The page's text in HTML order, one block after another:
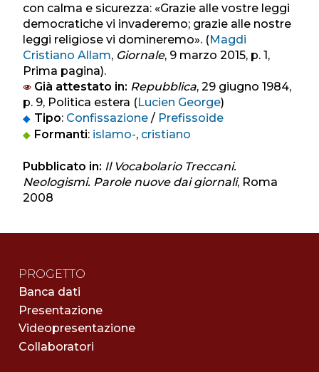
con calma e sicurezza: «Grazie alle vostre leggi
democratiche vi invaderemo; grazie alle nostre
leggi religiose vi domineremo». (Magdi
Cristiano Allam, Giornale, 9 marzo 2015, p. 1,
Prima pagina).
Già attestato in: Repubblica, 29 giugno 1984,
p. 9, Politica estera (Lucien George)
Tipo: Confissazione / Prefissoide
Formanti: islamo-, cristiano
Pubblicato in: Il Vocabolario Treccani.
Neologismi. Parole nuove dai giornali, Roma
2008
PROGETTO
Banca dati
Presentazione
Videopresentazione
Collaboratori